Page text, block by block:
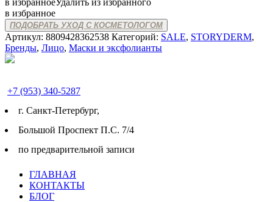
STORYDERM
EX
CLOUD
PEEL
в избранное
ПОДОБРАТЬ УХОД С КОСМЕТОЛОГОМ
Артикул: 8809428362538 Категорий: SALE, STORYDERM,
Бренды, Лицо, Маски и эксфолианты
+7 (953) 340-5287
г. Cанкт-Петербург,
Большой Проспект П.С. 7/4
по предварительной записи
ГЛАВНАЯ
КОНТАКТЫ
БЛОГ